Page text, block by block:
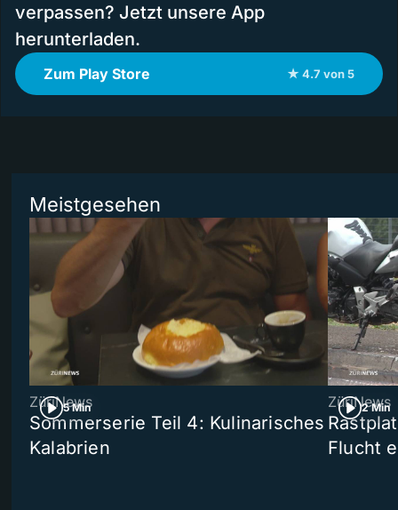
verpassen? Jetzt unsere App
herunterladen.
Zum Play Store ★ 4.7 von 5
Meistgesehen
5 Min
ZüriNews
Sommerserie Teil 4: Kulinarisches
Kalabrien
2 Min
ZüriNews
Flucht